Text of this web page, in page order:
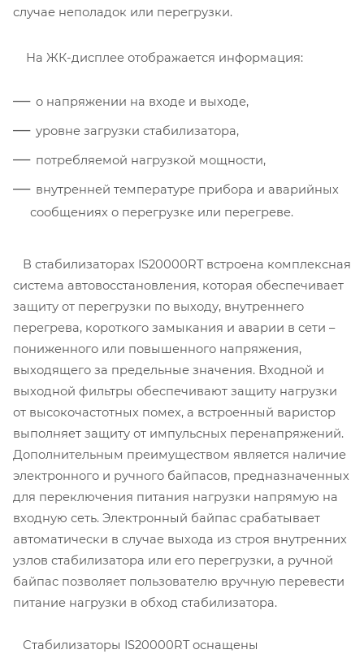
случае неполадок или перегрузки.
На ЖК-дисплее отображается информация:
о напряжении на входе и выходе,
уровне загрузки стабилизатора,
потребляемой нагрузкой мощности,
внутренней температуре прибора и аварийных
сообщениях о перегрузке или перегреве.
В стабилизаторах IS20000RT встроена комплексная
система автовосстановления, которая обеспечивает
защиту от перегрузки по выходу, внутреннего
перегрева, короткого замыкания и аварии в сети –
пониженного или повышенного напряжения,
выходящего за предельные значения. Входной и
выходной фильтры обеспечивают защиту нагрузки
от высокочастотных помех, а встроенный варистор
выполняет защиту от импульсных перенапряжений.
Дополнительным преимуществом является наличие
электронного и ручного байпасов, предназначенных
для переключения питания нагрузки напрямую на
входную сеть. Электронный байпас срабатывает
автоматически в случае выхода из строя внутренних
узлов стабилизатора или его перегрузки, а ручной
байпас позволяет пользователю вручную перевести
питание нагрузки в обход стабилизатора.
Стабилизаторы IS20000RT оснащены